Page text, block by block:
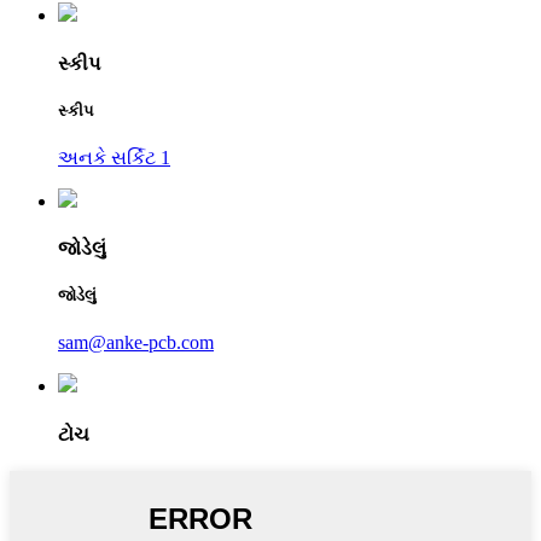
સ્કીપ
સ્કીપ
અનકે સર્કિટ 1
જોડેલું
જોડેલું
sam@anke-pcb.com
ટોચ